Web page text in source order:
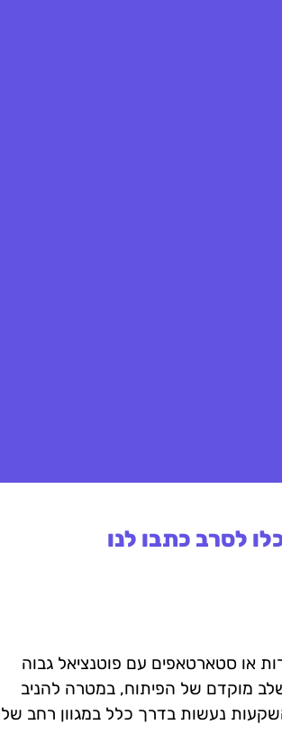
לסרב כתבו לנו
או סטארטאפים עם פוטנציאל גבוה
מוקדם של הפיתוח, במטרה להניב
נעשות בדרך כלל במגוון רחב של